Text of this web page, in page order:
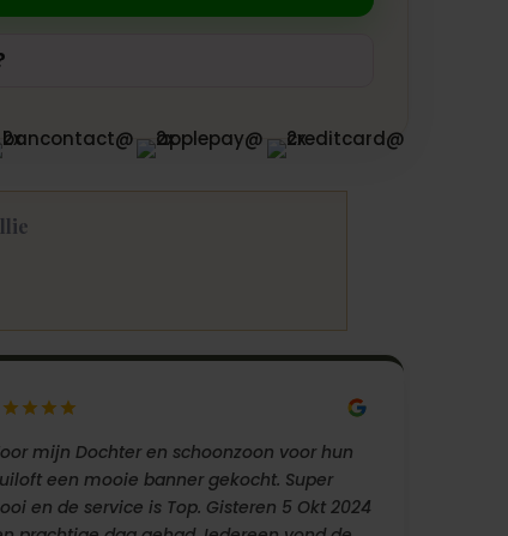
mijn Dochter en schoonzoon voor hun
een mooie banner gekocht. Super
en de service is Top. Gisteren 5 Okt 2024